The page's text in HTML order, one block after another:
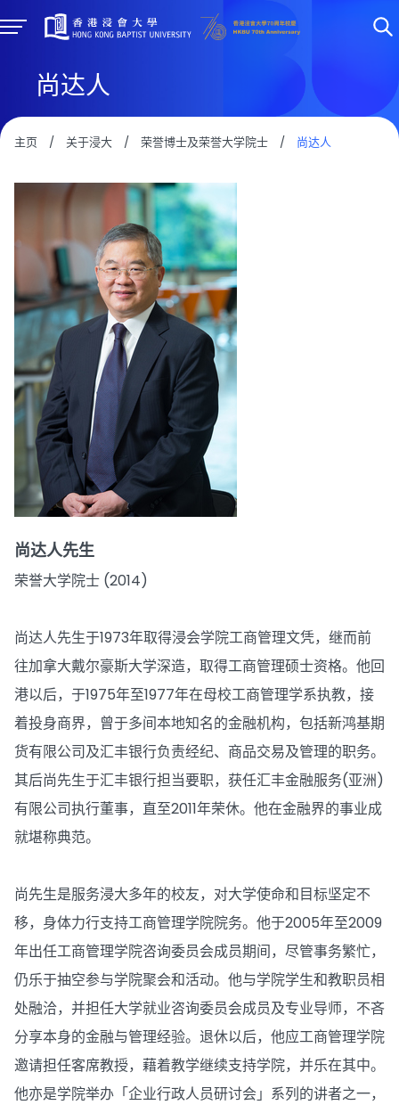
尚达人
主页 / 关于浸大 / 荣誉博士及荣誉大学院士 / 尚达人
尚达人先生
荣誉大学院士 (2014)
尚达人先生于1973年取得浸会学院工商管理文凭，继而前
往加拿大戴尔豪斯大学深造，取得工商管理硕士资格。他回
港以后，于1975年至1977年在母校工商管理学系执教，接
着投身商界，曾于多间本地知名的金融机构，包括新鸿基期
货有限公司及汇丰银行负责经纪、商品交易及管理的职务。
其后尚先生于汇丰银行担当要职，获任汇丰金融服务(亚洲)
有限公司执行董事，直至2011年荣休。他在金融界的事业成
就堪称典范。
尚先生是服务浸大多年的校友，对大学使命和目标坚定不
移，身体力行支持工商管理学院院务。他于2005年至2009
年出任工商管理学院咨询委员会成员期间，尽管事务繁忙，
仍乐于抽空参与学院聚会和活动。他与学院学生和教职员相
处融洽，并担任大学就业咨询委员会成员及专业导师，不吝
分享本身的金融与管理经验。退休以后，他应工商管理学院
邀请担任客席教授，藉着教学继续支持学院，并乐在其中。
他亦是学院举办「企业行政人员研讨会」系列的讲者之一，